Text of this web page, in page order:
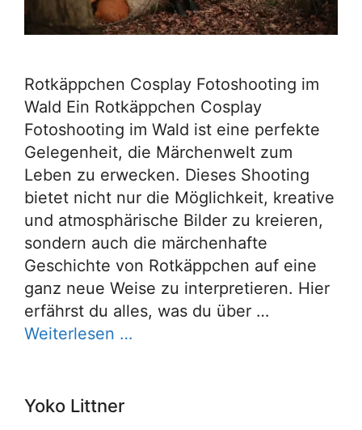
Rotkäppchen Cosplay Fotoshooting im
Wald Ein Rotkäppchen Cosplay
Fotoshooting im Wald ist eine perfekte
Gelegenheit, die Märchenwelt zum
Leben zu erwecken. Dieses Shooting
bietet nicht nur die Möglichkeit, kreative
und atmosphärische Bilder zu kreieren,
sondern auch die märchenhafte
Geschichte von Rotkäppchen auf eine
ganz neue Weise zu interpretieren. Hier
erfährst du alles, was du über …
Weiterlesen …
Yoko Littner